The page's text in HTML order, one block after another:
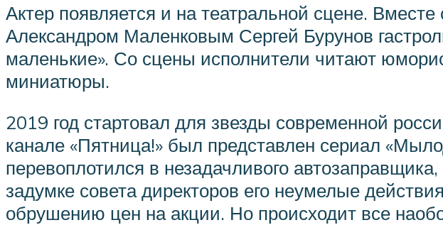
Актер появляется и на театральной сцене.
Александром Маленковым Сергей Бурунов
маленькие». Со сцены исполнители читают
миниатюры.
2019 год стартовал для звезды современной
канале «Пятница!» был представлен сериал
перевоплотился в незадачливого
задумке совета директоров его неумелые
обрушению цен на акции. Но происходит все